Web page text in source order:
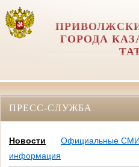
ГОРОДА
ПРЕСС-СЛУЖБА
Новости Официальные СМИ
информация